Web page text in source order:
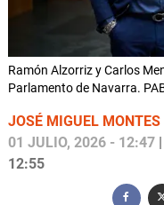
Ramón Alzorriz y Carlos
Parlamento de Navarra.
JOSÉ MIGUEL MONTES
01 JULIO, 2026 - 12:47
12:55